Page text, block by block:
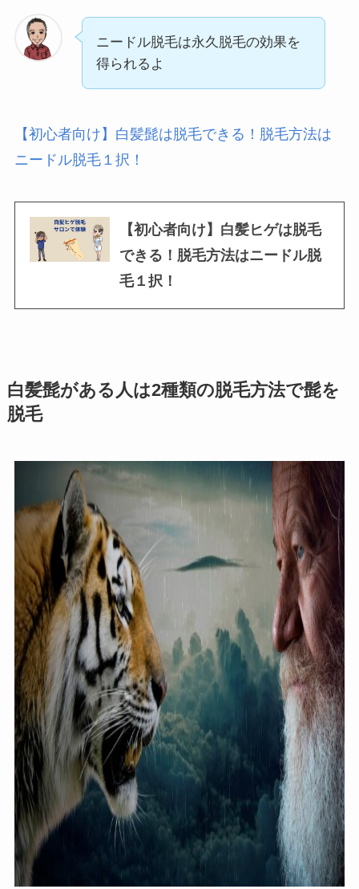
ニードル脱毛は永久脱毛の効果を
得られるよ
【初心者向け】白髪髭は脱毛できる！脱毛方法は
ニードル脱毛１択！
【初心者向け】白髪ヒゲは脱毛
できる！脱毛方法はニードル脱
毛１択！
白髪髭がある人は2種類の脱毛方法で髭を
脱毛